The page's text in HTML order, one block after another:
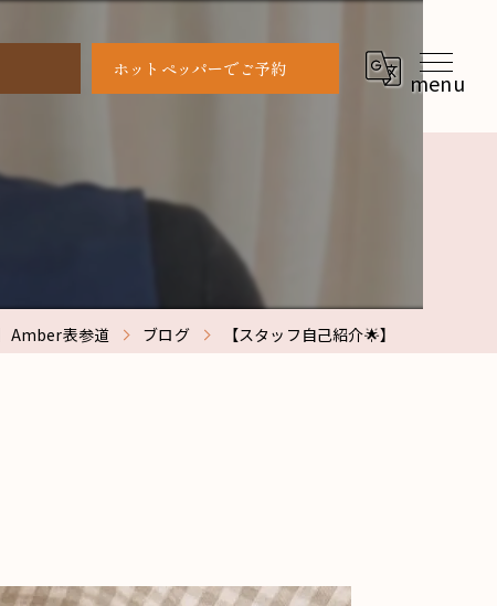
ホットペッパーでご予約
Amber表参道 ブログ 【スタッフ自己紹介🌟】